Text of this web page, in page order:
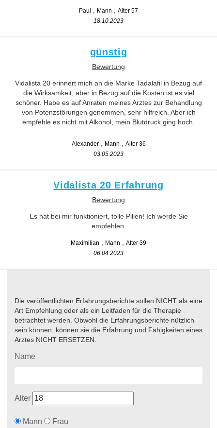
Paul Mann
Alter 57
18.10.2023
günstig
Bewertung
Vidalista 20 erinnert mich an die Marke Tadalafil in Bezug auf
die Wirksamkeit, aber in Bezug auf die Kosten ist es viel
schöner. Habe es auf Anraten meines Arztes zur Behandlung
von Potenzstörungen genommen, sehr hilfreich. Aber ich
empfehle es nicht mit Alkohol, mein Blutdruck ging hoch.
Alexander Mann
Alter 36
03.05.2023
Vidalista 20 Erfahrung
Bewertung
Es hat bei mir funktioniert, tolle Pillen! Ich werde Sie
empfehlen.
Maximilian Mann
Alter 39
06.04.2023
Die veröffentlichten Erfahrungsberichte sollen NICHT als eine
Art Empfehlung oder als ein Leitfaden für die Therapie
betrachtet werden. Obwohl die Erfahrungsberichte nützlich
sein können, können sie die Erfahrung und Fähigkeiten eines
Arztes NICHT ERSETZEN.
Name
Alter
Mann
Frau